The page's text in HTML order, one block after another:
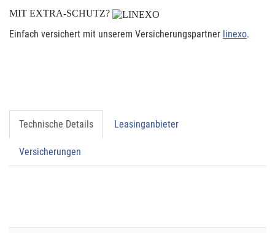
MIT EXTRA-SCHUTZ?
Einfach versichert mit unserem Versicherungspartner linexo.
Technische Details Leasinganbieter
Versicherungen